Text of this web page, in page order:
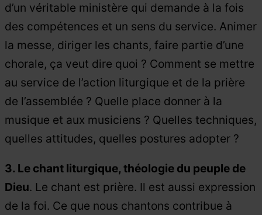
d’un véritable ministère qui demande à la fois
des compétences et un sens du service. Animer
la messe, diriger les chants, faire partie d’une
chorale, ça veut dire quoi ? Comment se mettre
au service de l’action liturgique et de la prière
de l’assemblée ? Quelle place donner à la
musique et aux musiciens ? Quelles techniques,
quelles attitudes, quelles postures adopter ?
3. Le chant liturgique, théologie du peuple de
Dieu. Le chant est prière. Il est aussi expression
de la foi. Ce que nous chantons contribue à